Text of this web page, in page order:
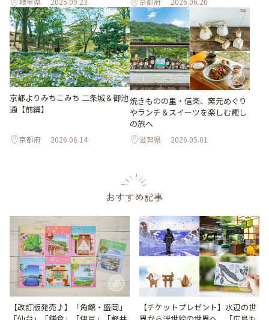
京都よりみちこみち 二条城＆御池
通【前編】
京都府 2026.06.14
焼きものの里・信楽、窯元めぐり
やランチ＆スイーツを楽しむ癒し
の旅へ
滋賀県 2026.05.01
おすすめ記事
【改訂版発売♪】「角館・盛岡」
【チケットプレゼント】水辺の世